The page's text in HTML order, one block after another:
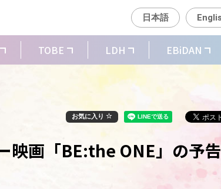
日本語
TOBE LDH EBiDAN
お気に入り
映画「BE:the ONE」の予告